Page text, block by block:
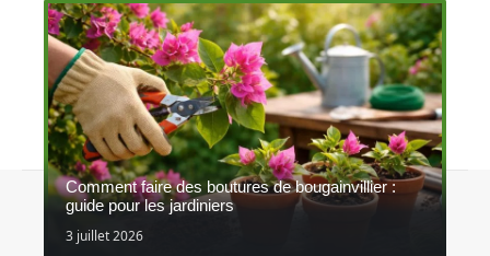
Comment faire des boutures de bougainvillier :
guide pour les jardiniers
3 juillet 2026
Contact Mentions légales Sitemap